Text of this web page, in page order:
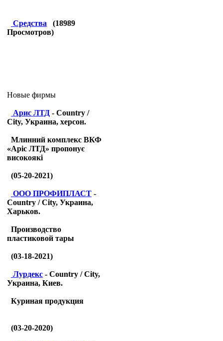
Средства (18989
Просмотров)
Новые фирмы
Арис ЛТД - Country /
City, Украина, херсон.
Млинний комплекс ВКФ
«Аріс ЛТД» пропонує
високоякі
(05-20-2021)
ООО ПРОФИПЛАСТ -
Country / City, Украина,
Харьков.
Производство
пластиковой тары
(03-18-2021)
Лурдекс - Country / City,
Украина, Киев.
Куриная продукция
(03-20-2020)